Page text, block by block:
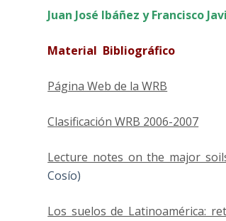
Juan José Ibáñez y Francisco
Material Bibliográfico
Página Web de la WRB
Clasificación WRB 2006-2007
Lecture notes on the major
Cosío)
Los suelos de Latinoamérica: